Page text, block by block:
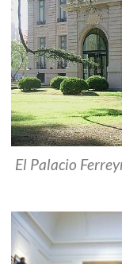
El Palacio